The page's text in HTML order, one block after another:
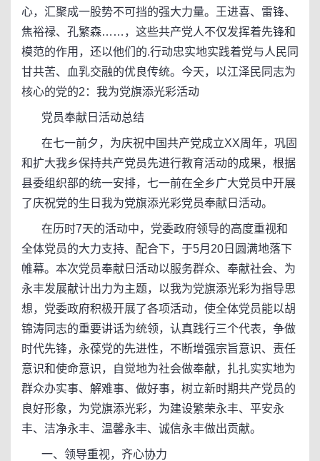
心，汇聚成一股势不可挡的强大力量。王进喜、雷锋、
焦裕禄、孔繁森……，这些共产党人不仅发挥着先锋和
模范的作用，还以他们的.行动忠实地实践着党与人民同
甘共苦、血乳交融的优良传统。今天，以江泽民同志为
核心的党的2：我为党旗添光彩活动
党员奉献日活动总结
在七一前夕，为庆祝中国共产党成立XX周年，巩固
和扩大我乡保持共产党员先进行教育活动的成果，根据
县委组织部的统一安排，七一前在全乡广大党员中开展
了庆祝党的生日我为党旗添光彩党员奉献日活动。
在历时7天的活动中，党委政府领导的高度重视和
全体党员的大力支持、配合下，于5月20日圆满地落下
帷幕。本次党员奉献日活动以服务群众、奉献社会、为
永丰发展献计出力为主题，以我为党旗添光彩为指导思
想，党委政府积极开展了各项活动，使全体党员能以胡
锦涛同志的重要讲话为统领，认真践行三个代表，争做
时代先锋，永葆党的先进性，不断增强宗旨意识、责任
意识和使命意识，自觉地为社会做奉献，扎扎实实地为
群众办实事、解难事、做好事，树立新时期共产党员的
良好形象，为党旗添光彩，为建设繁荣永丰、平安永
丰、洁净永丰、温馨永丰、诚信永丰做出贡献。
一、领导重视，齐心协力